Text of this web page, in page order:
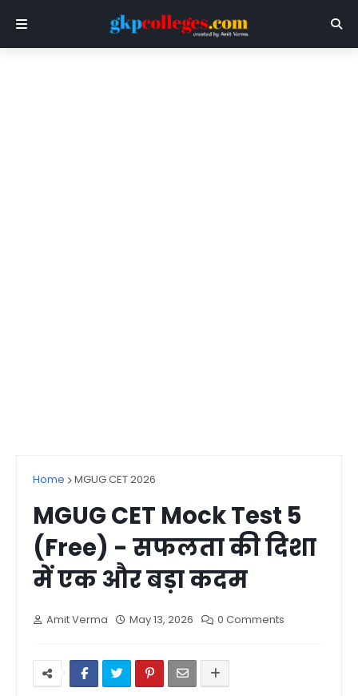
Home MGUG CET 2026
MGUG CET Mock Test 5
(Free) - सफलता की दिशा
में एक और बड़ा कदम
Amit Verma May 13, 2026 0 Comments